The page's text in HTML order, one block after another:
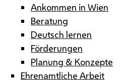
Ankommen in Wien
Beratung
Deutsch lernen
Förderungen
Planung & Konzepte
Ehrenamtliche Arbeit